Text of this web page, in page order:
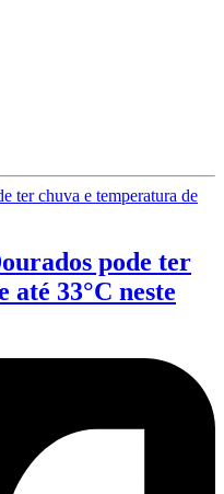
pode ter
33°C neste